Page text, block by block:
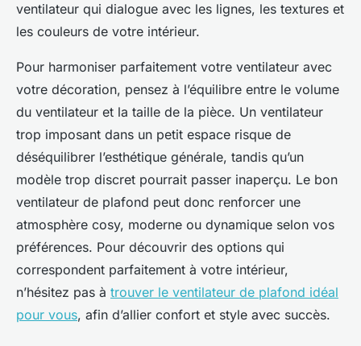
ventilateur qui dialogue avec les lignes, les textures et
les couleurs de votre intérieur.
Pour harmoniser parfaitement votre ventilateur avec
votre décoration, pensez à l’équilibre entre le volume
du ventilateur et la taille de la pièce. Un ventilateur
trop imposant dans un petit espace risque de
déséquilibrer l’esthétique générale, tandis qu’un
modèle trop discret pourrait passer inaperçu. Le bon
ventilateur de plafond peut donc renforcer une
atmosphère cosy, moderne ou dynamique selon vos
préférences. Pour découvrir des options qui
correspondent parfaitement à votre intérieur,
n’hésitez pas à trouver le ventilateur de plafond idéal
pour vous, afin d’allier confort et style avec succès.